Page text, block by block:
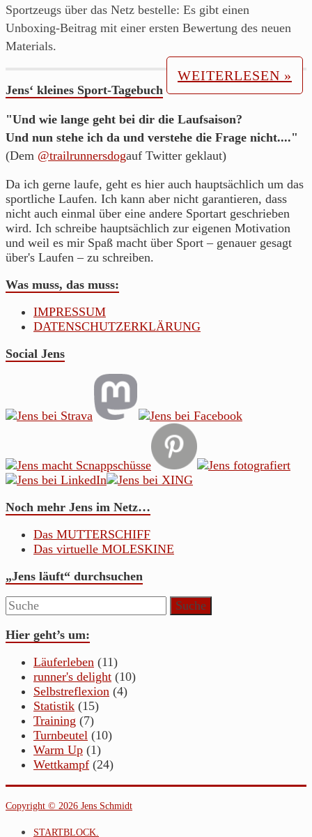
Sportzeugs über das Netz bestelle: Es gibt einen
Unboxing-Beitrag mit einer ersten Bewertung des neuen
Materials.
WEITERLESEN »
Jens‘ kleines Sport-Tagebuch
"Und wie lange geht bei dir die Laufsaison?
Und nun stehe ich da und verstehe die Frage nicht...."
(Dem @trailrunnersdogauf Twitter geklaut)
Da ich gerne laufe, geht es hier auch hauptsächlich um das
sportliche Laufen. Ich kann aber nicht garantieren, dass
nicht auch einmal über eine andere Sportart geschrieben
wird. Ich schreibe hauptsächlich zur eigenen Motivation
und weil es mir Spaß macht über Sport – genauer gesagt
über's Laufen – zu schreiben.
Was muss, das muss:
IMPRESSUM
DATENSCHUTZERKLÄRUNG
Social Jens
Noch mehr Jens im Netz…
Das MUTTERSCHIFF
Das virtuelle MOLESKINE
„Jens läuft“ durchsuchen
Hier geht’s um:
Läuferleben (11)
runner's delight (10)
Selbstreflexion (4)
Statistik (15)
Training (7)
Turnbeutel (10)
Warm Up (1)
Wettkampf (24)
Copyright © 2026 Jens Schmidt
STARTBLOCK.